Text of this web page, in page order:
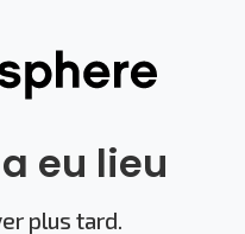
eu lieu
plus tard.